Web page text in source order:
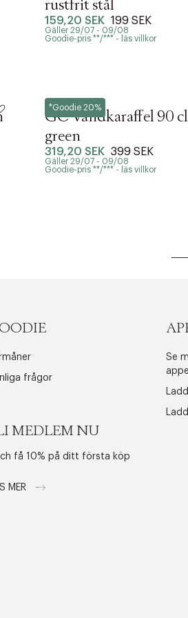
rustfrit stål
159,20 SEK 199 SEK
Gäller 29/07 - 09/08
Goodie-pris **/*** - läs villkor
*Goodie 20%
Rosendahl
GC Vandkaraffel 90
green
319,20 SEK 399 SEK
Gäller 29/07 - 09/08
Goodie-pris **/*** - läs villkor
frågor
MEDLEM NU
få 10% på ditt första köp
MER
Se
WE CARE ABOUT PERSONAL
PRODUKTEN HITTADES